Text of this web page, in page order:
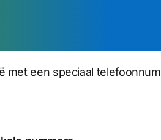
met een speciaal